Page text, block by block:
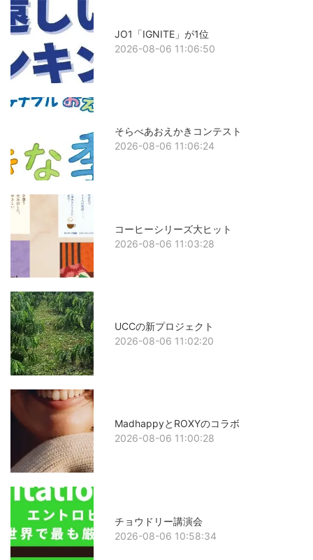
JO1「IGNITE」が1位
2026-08-06 11:06:50
そらべあおえかきコンテスト
2026-08-06 11:06:24
コーヒーシリーズ大ヒット
2026-08-06 11:03:28
UCCの新プロジェクト
2026-08-06 11:02:20
MadhappyとROXYのコラボ
2026-08-06 11:00:28
チョウドリー講演会
2026-08-06 10:58:34